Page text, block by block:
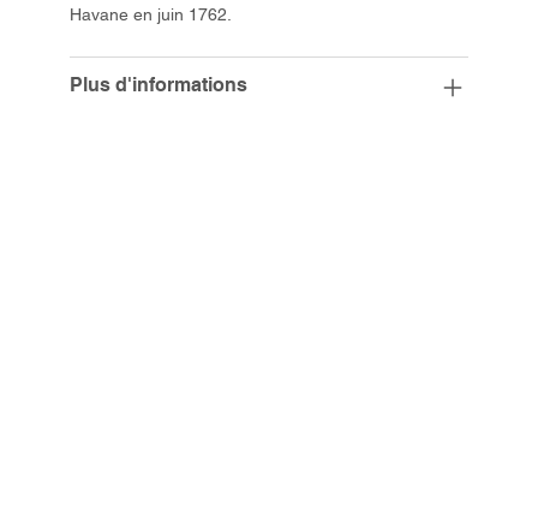
Havane en juin 1762.
Plus d'informations